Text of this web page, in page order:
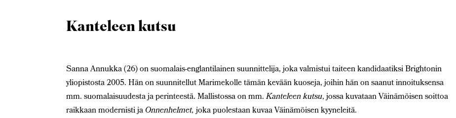
Kanteleen kutsu
Sanna Annukka (26) on suomalais-englantilainen suunnittelija, joka valmistui taiteen kandidaatiksi Brightonin
yliopistosta 2005. Hän on suunnitellut Marimekolle tämän kevään kuoseja, joihin hän on saanut innoituksensa
mm. suomalaisuudesta ja perinteestä. Mallistossa on mm.Kanteleen kutsu, jossa kuvataan Väinämöisen soittoa
raikkaan modernisti jaOnnenhelmet,joka puolestaan kuvaa Väinämöisen kyyneleitä.